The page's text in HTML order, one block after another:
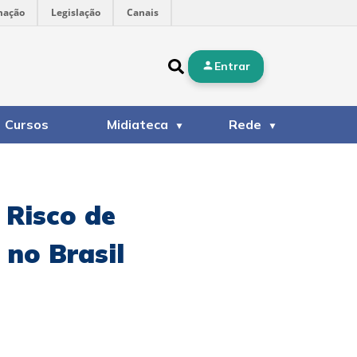
Legislação Canais
Entrar
Cursos Midiateca Rede
de
no Brasil